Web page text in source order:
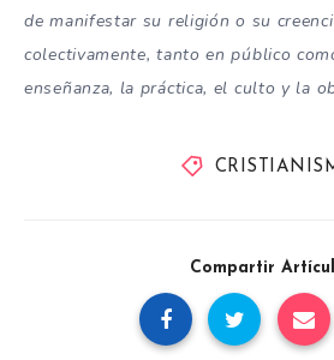
de manifestar su religión o su
colectivamente, tanto en público
enseñanza, la práctica, el culto y la
Compartir